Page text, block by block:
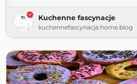
Kuchenne fascynacje
kuchennefascynacje.home.blog